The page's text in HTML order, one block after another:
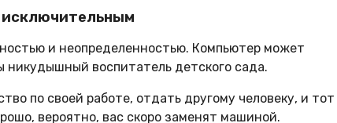
и неопределенностью. Компьютер может
никудышный воспитатель детского сада.
по своей работе, отдать другому человеку, и тот
вероятно, вас скоро заменят машиной.